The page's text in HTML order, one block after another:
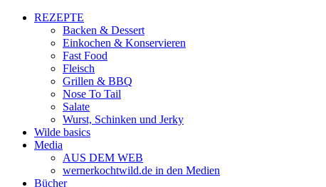
REZEPTE
Backen & Dessert
Einkochen & Konservieren
Fast Food
Fleisch
Grillen & BBQ
Nose To Tail
Salate
Wurst, Schinken und Jerky
Wilde basics
Media
AUS DEM WEB
wernerkochtwild.de in den Medien
Bücher